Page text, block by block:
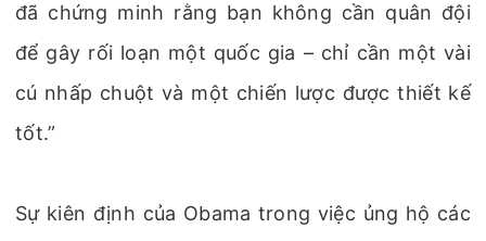
đã chứng minh rằng bạn không cần quân đội
để gây rối loạn một quốc gia – chỉ cần một vài
cú nhấp chuột và một chiến lược được thiết kế
tốt.”
Sự kiên định của Obama trong việc ủng hộ các